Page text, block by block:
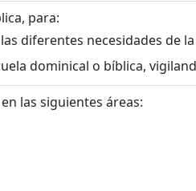
para:
diferentes necesidades de
dominical o bíblica,
las siguientes áreas: